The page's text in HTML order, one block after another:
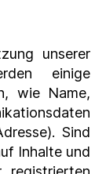
unserer
einige
wie Name,
Sind
Inhalte und